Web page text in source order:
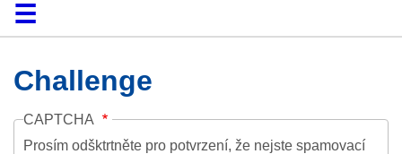
DomůKolekce
Prohlížení
Vyhledávání
O platformě
Nápověda
KontaktDigitalia
Challenge
CAPTCHA
Prosím odšktrtněte pro potvrzení, že nejste spamovací